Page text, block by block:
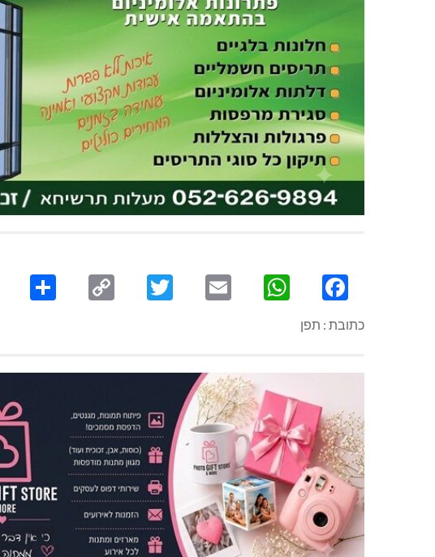
Facebook
WhatsApp
Email
Twitter
Copy
כתובת : תפן